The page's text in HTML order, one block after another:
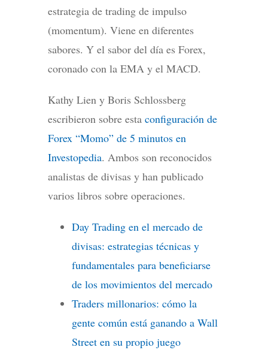
estrategia de trading de impulso
(momentum). Viene en diferentes
sabores. Y el sabor del día es Forex,
coronado con la EMA y el MACD.
Kathy Lien y Boris Schlossberg
escribieron sobre esta configuración de
Forex “Momo” de 5 minutos en
Investopedia. Ambos son reconocidos
analistas de divisas y han publicado
varios libros sobre operaciones.
Day Trading en el mercado de
divisas: estrategias técnicas y
fundamentales para beneficiarse
de los movimientos del mercado
Traders millonarios: cómo la
gente común está ganando a Wall
Street en su propio juego